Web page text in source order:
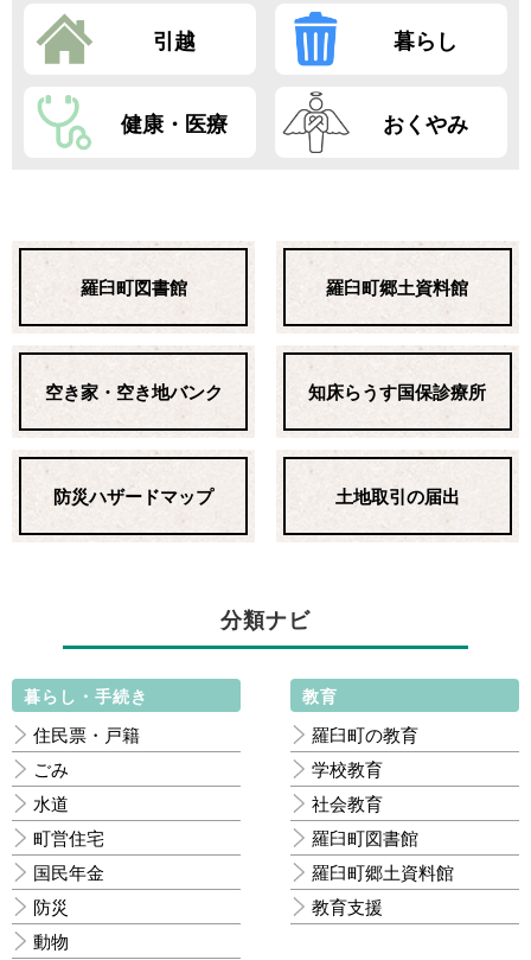
引越 暮らし
健康・医療 おくやみ
羅臼町図書館 羅臼町郷土資料館
空き家・空き地バンク 知床らうす国保診療所
防災ハザードマップ 土地取引の届出
分類ナビ
暮らし・手続き
住民票・戸籍
ごみ
水道
町営住宅
国民年金
防災
動物
教育
羅臼町の教育
学校教育
社会教育
羅臼町図書館
羅臼町郷土資料館
教育支援